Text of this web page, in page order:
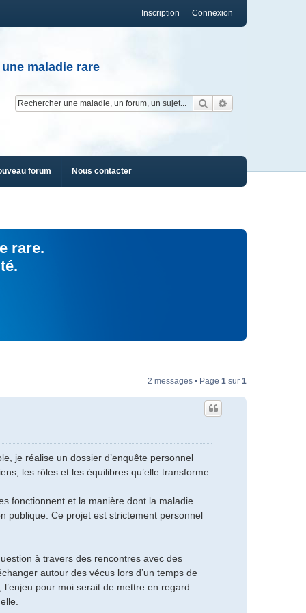
Connexion
Inscription
maladie rare
Rechercher
forum Nous contacter
rare.
2 messages • Page 1 sur 1
je réalise un dossier d’enquête personnel
les rôles et les équilibres qu’elle transforme.
fonctionnent et la manière dont la maladie
publique. Ce projet est strictement personnel
à travers des rencontres avec des
autour des vécus lors d’un temps de
pour moi serait de mettre en regard